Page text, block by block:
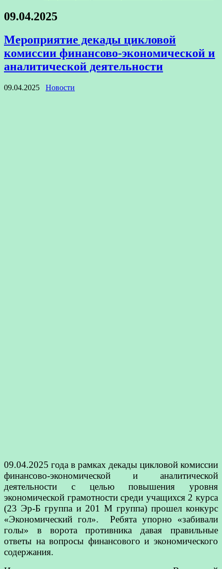
09.04.2025
Мероприятие декады цикловой
комиссии финансово-экономической и
аналитической деятельности
09.04.2025 Новости
09.04.2025 года в рамках декады цикловой комиссии
финансово-экономической и аналитической
деятельности с целью повышения уровня
экономической грамотности среди учащихся 2 курса
(23 Эр-Б группа и 201 М группа) прошел конкурс
«Экономический гол». Ребята упорно «забивали
голы» в ворота противника давая правильные
ответы на вопросы финансового и экономического
содержания.